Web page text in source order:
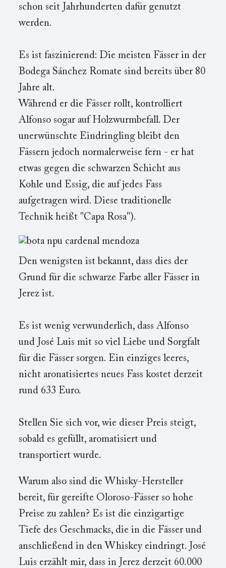
schon seit Jahrhunderten dafür genutzt
werden.
Es ist faszinierend: Die meisten Fässer in der
Bodega Sánchez Romate sind bereits über 80
Jahre alt.
Während er die Fässer rollt, kontrolliert
Alfonso sogar auf Holzwurmbefall. Der
unerwünschte Eindringling bleibt den
Fässern jedoch normalerweise fern - er hat
etwas gegen die schwarzen Schicht aus
Kohle und Essig, die auf jedes Fass
aufgetragen wird. Diese traditionelle
Technik heißt "Capa Rosa").
Den wenigsten ist bekannt, dass dies der
Grund für die schwarze Farbe aller Fässer in
Jerez ist.
Es ist wenig verwunderlich, dass Alfonso
und José Luis mit so viel Liebe und Sorgfalt
für die Fässer sorgen. Ein einziges leeres,
nicht aronatisiertes neues Fass kostet derzeit
rund 633 Euro.
Stellen Sie sich vor, wie dieser Preis steigt,
sobald es gefüllt, aromatisiert und
transportiert wurde.
Warum also sind die Whisky-Hersteller
bereit, für gereifte Oloroso-Fässer so hohe
Preise zu zahlen? Es ist die einzigartige
Tiefe des Geschmacks, die in die Fässer und
anschließend in den Whiskey eindringt. José
Luis erzählt mir, dass in Jerez derzeit 60.000